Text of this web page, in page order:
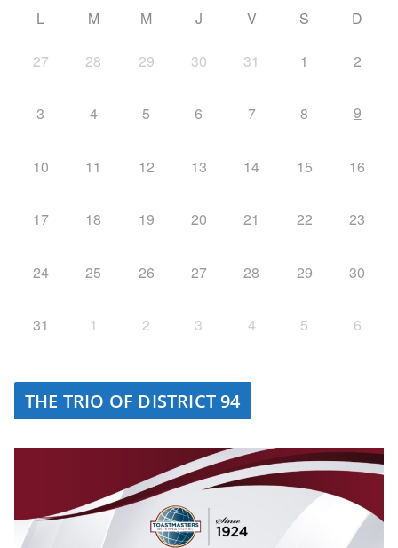
L M M J V S D
27 28 29 30 31 1 2
3 4 5 6 7 8 9
10 11 12 13 14 15 16
17 18 19 20 21 22 23
24 25 26 27 28 29 30
31 1 2 3 4 5 6
THE TRIO OF DISTRICT 94